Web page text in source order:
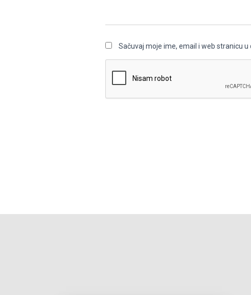
Sačuvaj moje ime, email i web stranicu